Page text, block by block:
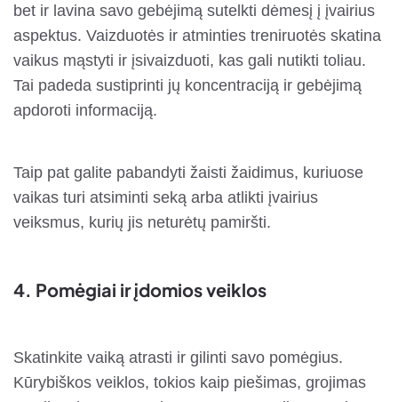
bet ir lavina savo gebėjimą sutelkti dėmesį į įvairius
aspektus. Vaizduotės ir atminties treniruotės skatina
vaikus mąstyti ir įsivaizduoti, kas gali nutikti toliau.
Tai padeda sustiprinti jų koncentraciją ir gebėjimą
apdoroti informaciją.
Taip pat galite pabandyti žaisti žaidimus, kuriuose
vaikas turi atsiminti seką arba atlikti įvairius
veiksmus, kurių jis neturėtų pamiršti.
4. Pomėgiai ir įdomios veiklos
Skatinkite vaiką atrasti ir gilinti savo pomėgius.
Kūrybiškos veiklos, tokios kaip piešimas, grojimas